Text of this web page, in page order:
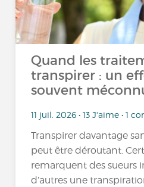
Quand les
transpirer : un
souvent
11 juil. 2026 • 13 J'aime • 1
Transpirer davantage
peut être déroutant.
remarquent des sueurs
d’autres une